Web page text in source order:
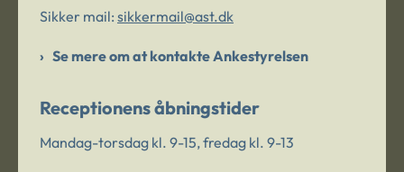
Sikker mail: sikkermail@ast.dk
Se mere om at kontakte Ankestyrelsen
Receptionens åbningstider
Mandag-torsdag kl. 9-15, fredag kl. 9-13